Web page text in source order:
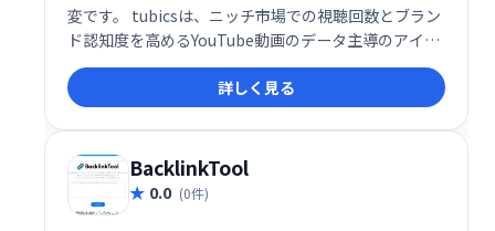
変です。 tubicsは、ニッチ市場での視聴回数とブラン
ド認知度を高めるYouTube動画のデータ主導のアイデ
アを提供します。すべてのビデオのアイデアには、競
合他社の洞察、ビデオでカバーする質問、提案された
タグとキーワードが含まれています。
詳しく見る
BacklinkTool
0.0 (0件)